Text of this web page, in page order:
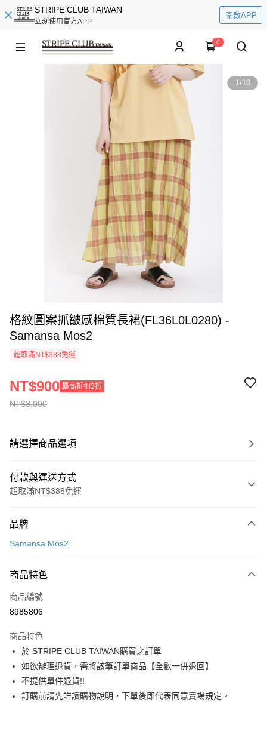
STRIPE CLUB TAIWAN
立刻使用官方APP
開啟APP
0
1/10
格紋圖案抓皺感棉質長裙(FL36L0L0280) -
Samansa Mos2
超取滿NT$388免運
NT$3,000
NT$900 最高折扣3折
請選擇商品選項
付款與運送方式
超取滿NT$388免運
信用卡一次付款
3 期 0 利率 每期
合作金庫商業銀行
上海商業儲蓄銀行
臺灣中小企業銀行
匯豐（台灣）商業銀行
華泰商業銀行
聯邦商業銀行
遠東國際商業銀行
元大商業銀行
玉山商業銀行
星展（台灣）商業銀行
超商取貨付款
LINE Pay
Apple Pay
街口支付
悠遊付
品牌
Samansa Mos2
商品特色
商品編號
8985806
商品特色
於 STRIPE CLUB TAIWAN購買之訂單
如欲辦理退貨，需將該筆訂單商品【全數一併退回】
不提供單件退貨!!
訂購前請先詳讀購物說明，下單後即代表同意賣場規定。